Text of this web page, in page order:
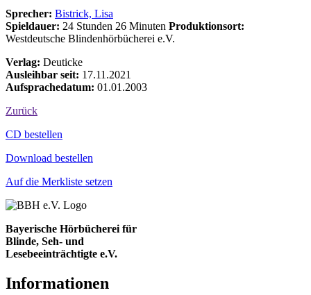
Sprecher: Bistrick, Lisa
Spieldauer: 24 Stunden 26 Minuten Produktionsort:
Westdeutsche Blindenhörbücherei e.V.
Verlag: Deuticke
Ausleihbar seit: 17.11.2021
Aufsprachedatum: 01.01.2003
Zurück
Bestell-Aktionen
CD bestellen
Download bestellen
Auf die Merkliste setzen
Bayerische Hörbücherei für
Blinde, Seh- und
Lesebeeinträchtigte e.V.
Informationen